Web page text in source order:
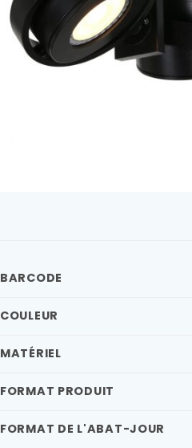
BARCODE
COULEUR
MATÉRIEL
FORMAT PRODUIT
FORMAT DE L'ABAT-JOUR